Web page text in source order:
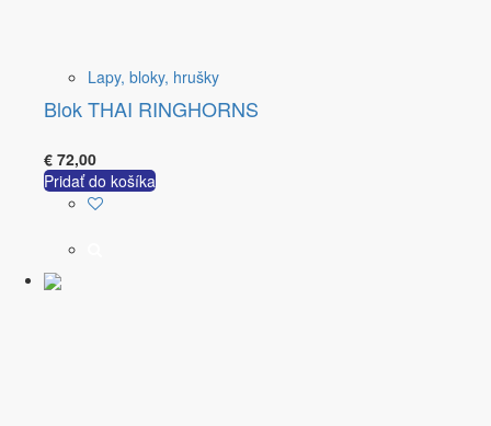
Lapy, bloky, hrušky
Blok THAI RINGHORNS
€ 72,00
Pridať do košíka